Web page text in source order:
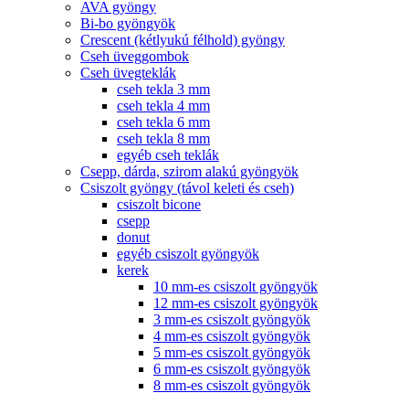
AVA gyöngy
Bi-bo gyöngyök
Crescent (kétlyukú félhold) gyöngy
Cseh üveggombok
Cseh üvegteklák
cseh tekla 3 mm
cseh tekla 4 mm
cseh tekla 6 mm
cseh tekla 8 mm
egyéb cseh teklák
Csepp, dárda, szirom alakú gyöngyök
Csiszolt gyöngy (távol keleti és cseh)
csiszolt bicone
csepp
donut
egyéb csiszolt gyöngyök
kerek
10 mm-es csiszolt gyöngyök
12 mm-es csiszolt gyöngyök
3 mm-es csiszolt gyöngyök
4 mm-es csiszolt gyöngyök
5 mm-es csiszolt gyöngyök
6 mm-es csiszolt gyöngyök
8 mm-es csiszolt gyöngyök